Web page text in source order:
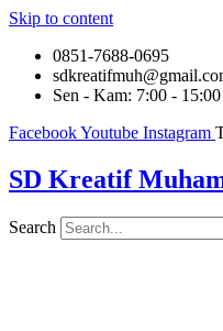
Skip to content
0851-7688-0695
Sen - Kam: 7:00 -
FacebookYoutube Instagram
SD Kreatif
Search